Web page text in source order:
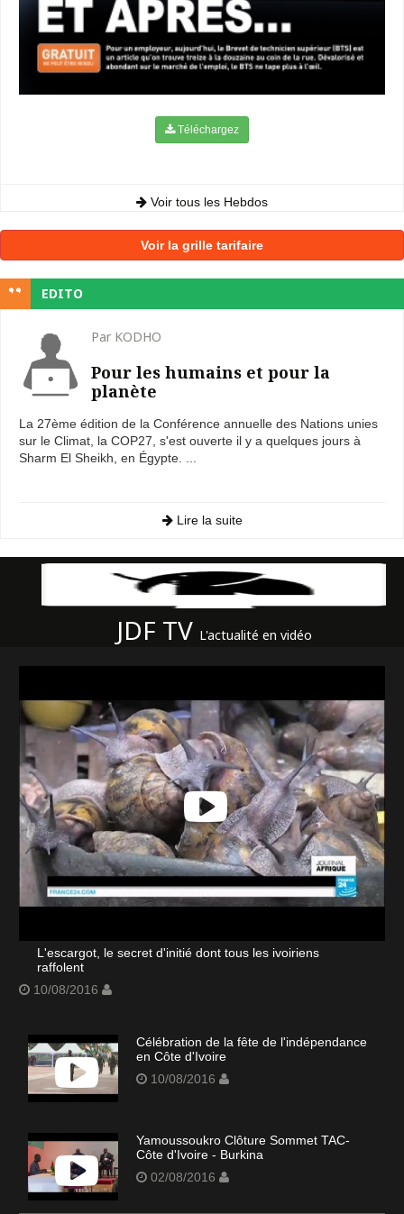
Téléchargez
Voir tous les Hebdos
Voir la grille tarifaire
EDITO
Par KODHO
Pour les humains et pour la
planète
La 27ème édition de la Conférence annuelle des Nations unies
sur le Climat, la COP27, s'est ouverte il y a quelques jours à
Sharm El Sheikh, en Égypte. ...
Lire la suite
JDF TV L'actualité en vidéo
L'escargot, le secret d'initié dont tous les ivoiriens
raffolent
10/08/2016
Célébration de la fête de l'indépendance
en Côte d'Ivoire
10/08/2016
Yamoussoukro Clôture Sommet TAC-
Côte d'Ivoire - Burkina
02/08/2016